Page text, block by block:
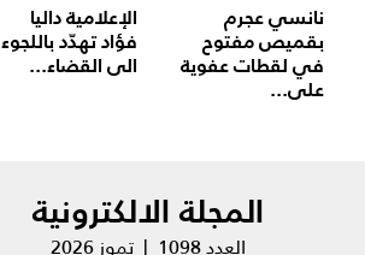
نانسي عجرم
بقميص مفتوح
في لقطات عفوية
على...
الإعلامية داليا
فؤاد تهدّد باللجوء
الى القضاء...
المجلة الالكترونية
العدد 1098 | تموز 2026